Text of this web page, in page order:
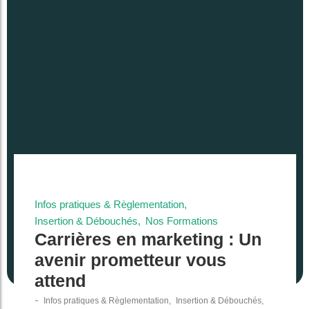
Infos pratiques & Règlementation,
Insertion & Débouchés, Nos Formations
Carrières en marketing : Un
avenir prometteur vous
attend
- Infos pratiques & Règlementation, Insertion & Débouchés,